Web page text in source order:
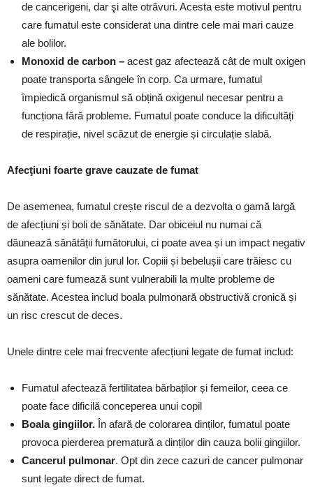
de cancerigeni, dar şi alte otrăvuri. Acesta este motivul pentru
care fumatul este considerat una dintre cele mai mari cauze
ale bolilor.
Monoxid de carbon – acest gaz afectează cât de mult oxigen
poate transporta sângele în corp. Ca urmare, fumatul
împiedică organismul să obțină oxigenul necesar pentru a
funcționa fără probleme. Fumatul poate conduce la dificultăți
de respirație, nivel scăzut de energie și circulație slabă.
Afecţiuni foarte grave cauzate de fumat
De asemenea, fumatul crește riscul de a dezvolta o gamă largă
de afecțiuni și boli de sănătate. Dar obiceiul nu numai că
dăunează sănătății fumătorului, ci poate avea și un impact negativ
asupra oamenilor din jurul lor. Copiii și bebelușii care trăiesc cu
oameni care fumează sunt vulnerabili la multe probleme de
sănătate. Acestea includ boala pulmonară obstructivă cronică și
un risc crescut de deces.
Unele dintre cele mai frecvente afecțiuni legate de fumat includ:
Fumatul afectează fertilitatea bărbaților și femeilor, ceea ce
poate face dificilă conceperea unui copil
Boala gingiilor. În afară de colorarea dinților, fumatul poate
provoca pierderea prematură a dinților din cauza bolii gingiilor.
Cancerul pulmonar. Opt din zece cazuri de cancer pulmonar
sunt legate direct de fumat.